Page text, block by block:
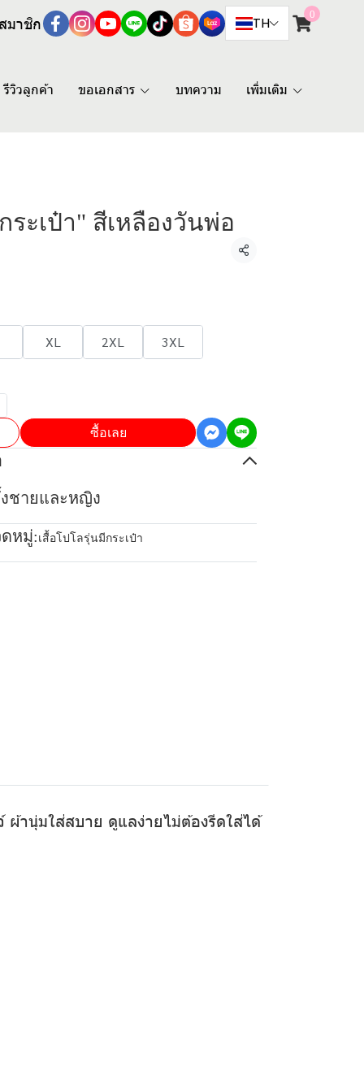
มาชิก TH
0
รีวิวลูกค้า ขอเอกสาร บทความ เพิ่มเติม
ระเป๋า" สีเหลืองวันพ่อ
แชร์
XL 2XL
3XL
ซื้อเลย
ชายและหญิง
หมู่:เสื้อโปโลรุ่นมีกระเป๋า
ผ้านุ่มใส่สบาย ดูแลง่ายไม่ต้องรีดใส่ได้